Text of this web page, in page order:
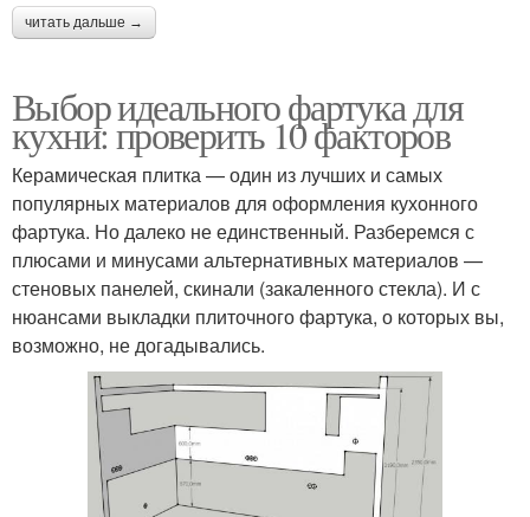
читать дальше →
Выбор идеального фартука для
кухни: проверить 10 факторов
Керамическая плитка — один из лучших и самых
популярных материалов для оформления кухонного
фартука. Но далеко не единственный. Разберемся с
плюсами и минусами альтернативных материалов —
стеновых панелей, скинали (закаленного стекла). И с
нюансами выкладки плиточного фартука, о которых вы,
возможно, не догадывались.